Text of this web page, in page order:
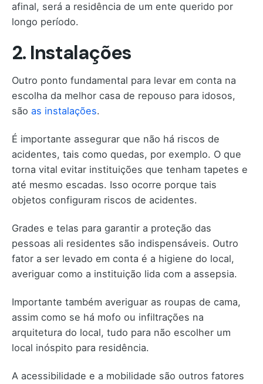
afinal, será a residência de um ente querido por
longo período.
2. Instalações
Outro ponto fundamental para levar em conta na
escolha da melhor casa de repouso para idosos,
são as instalações.
É importante assegurar que não há riscos de
acidentes, tais como quedas, por exemplo. O que
torna vital evitar instituições que tenham tapetes e
até mesmo escadas. Isso ocorre porque tais
objetos configuram riscos de acidentes.
Grades e telas para garantir a proteção das
pessoas ali residentes são indispensáveis. Outro
fator a ser levado em conta é a higiene do local,
averiguar como a instituição lida com a assepsia.
Importante também averiguar as roupas de cama,
assim como se há mofo ou infiltrações na
arquitetura do local, tudo para não escolher um
local inóspito para residência.
A acessibilidade e a mobilidade são outros fatores